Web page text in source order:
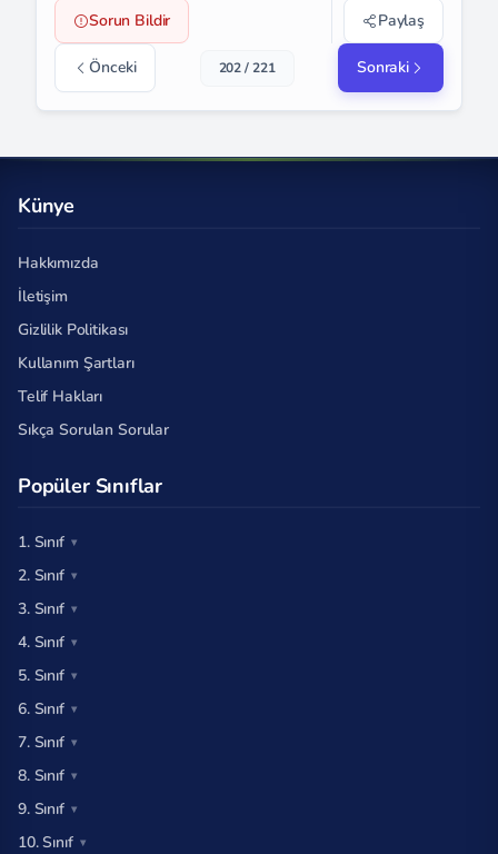
Sorun Bildir Paylaş
Önceki 202 / 221 Sonraki
Künye
Hakkımızda
İletişim
Gizlilik Politikası
Kullanım Şartları
Telif Hakları
Sıkça Sorulan Sorular
Popüler Sınıflar
1. Sınıf
2. Sınıf
3. Sınıf
4. Sınıf
5. Sınıf
6. Sınıf
7. Sınıf
8. Sınıf
9. Sınıf
10. Sınıf